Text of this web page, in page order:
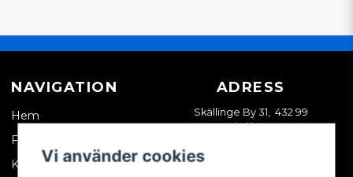
NAVIGATION
Hem
Företagskund
Kontakta oss
ADRESS
Skällinge By 31, 432 99
Skällinge
Vi använder cookies